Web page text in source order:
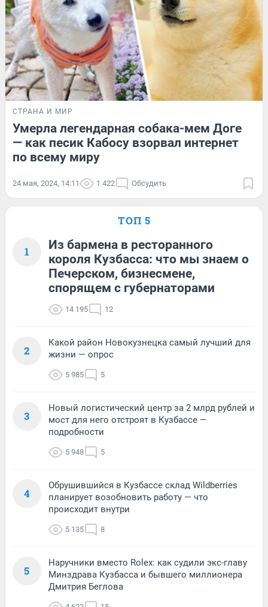
СТРАНА И МИР
Умерла легендарная собака-мем Доге
— как песик Кабосу взорвал интернет
по всему миру
24 мая, 2024, 14:11 1 422 Обсудить
ТОП 5
1
Из бармена в ресторанного
короля Кузбасса: что мы знаем о
Печерском, бизнесмене,
спорящем с губернаторами
14 195 12
2
Какой район Новокузнецка самый лучший для
жизни — опрос
5 985 5
3
Новый логистический центр за 2 млрд рублей и
мост для него отстроят в Кузбассе —
подробности
5 948 5
4
Обрушившийся в Кузбассе склад Wildberries
планирует возобновить работу — что
происходит внутри
5 135 8
5
Наручники вместо Rolex: как судили экс-главу
Минздрава Кузбасса и бывшего миллионера
Дмитрия Беглова